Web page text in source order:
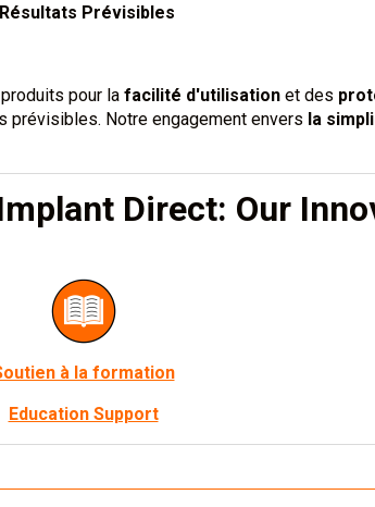
Prévisibles
pour la facilité d'utilisation et des
prévisibles. Notre engagement envers la
Direct: Our
à la formation
Education Support